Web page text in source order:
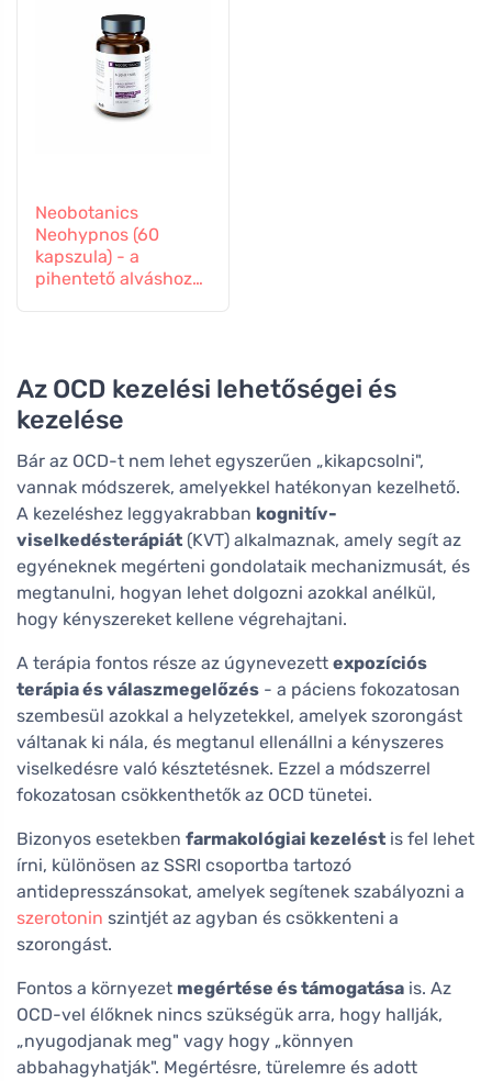
Neobotanics
Neohypnos (60
kapszula) - a
pihentető alváshoz
Az OCD kezelési lehetőségei és
kezelése
Bár az OCD-t nem lehet egyszerűen „kikapcsolni",
vannak módszerek, amelyekkel hatékonyan kezelhető.
A kezeléshez leggyakrabban kognitív-
viselkedésterápiát (KVT) alkalmaznak, amely segít az
egyéneknek megérteni gondolataik mechanizmusát, és
megtanulni, hogyan lehet dolgozni azokkal anélkül,
hogy kényszereket kellene végrehajtani.
A terápia fontos része az úgynevezett expozíciós
terápia és válaszmegelőzés - a páciens fokozatosan
szembesül azokkal a helyzetekkel, amelyek szorongást
váltanak ki nála, és megtanul ellenállni a kényszeres
viselkedésre való késztetésnek. Ezzel a módszerrel
fokozatosan csökkenthetők az OCD tünetei.
Bizonyos esetekben farmakológiai kezelést is fel lehet
írni, különösen az SSRI csoportba tartozó
antidepresszánsokat, amelyek segítenek szabályozni a
szerotonin szintjét az agyban és csökkenteni a
szorongást.
Fontos a környezet megértése és támogatása is. Az
OCD-vel élőknek nincs szükségük arra, hogy hallják,
„nyugodjanak meg" vagy hogy „könnyen
abbahagyhatják". Megértésre, türelemre és adott